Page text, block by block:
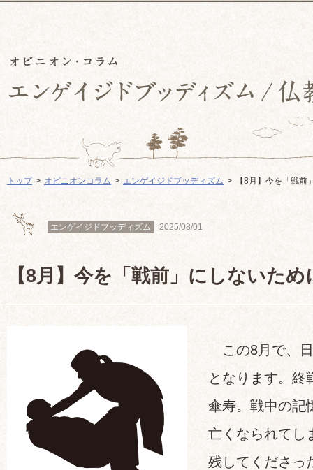
トップ オピニオンコラム エンゲイジドブッディズム 【8月】今を「戦
エンゲイジドブッディズム 2025/08/01
【8月】今を「戦前」にしないため
この8月で、
となります。終
傘寿。戦中の記
亡くなられてし
残してくださっ